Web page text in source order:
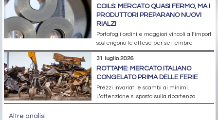
COILS: MERCATO QUASI FERMO, MA I
PRODUTTORI PREPARANO NUOVI
RIALZI
Portafogli ordini e maggiori vincoli all’import
sostengono le attese per settembre
31 luglio 2026
ROTTAME: MERCATO ITALIANO
CONGELATO PRIMA DELLE FERIE
Prezzi invariati e scambi ai minimi.
L’attenzione si sposta sulla ripartenza
Altre analisi